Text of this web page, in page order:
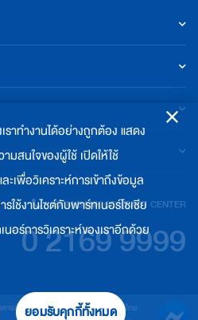
EXIM BANK CONTACT CENTER
0 2169 9999
รเพื่อการส่งออกและนำเข้าแห่งประเทศไทย
ราทำงานได้อย่างถูกต้อง แสดง
มสนใจของผู้ใช้ เปิดให้ใช้
เพื่อวิเคราะห์การเข้าถึงข้อมูล
ใช้งานไซต์กับพาร์ทเนอร์โซเชีย
อร์การวิเคราะห์ของเราอีกด้วย
ยอมรับคุกกี้ทั้งหมด